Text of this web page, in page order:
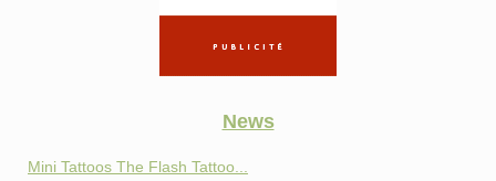
News
Mini Tattoos The Flash Tattoo...